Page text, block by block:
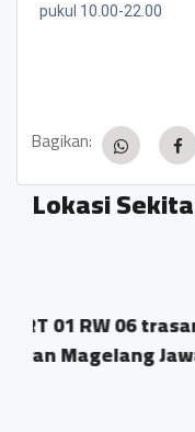
pukul 10.00-22.00
Bagikan:
Lokasi
trasan
Jawa